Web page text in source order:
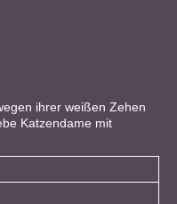
ihrer weißen Zehen
Katzendame mit